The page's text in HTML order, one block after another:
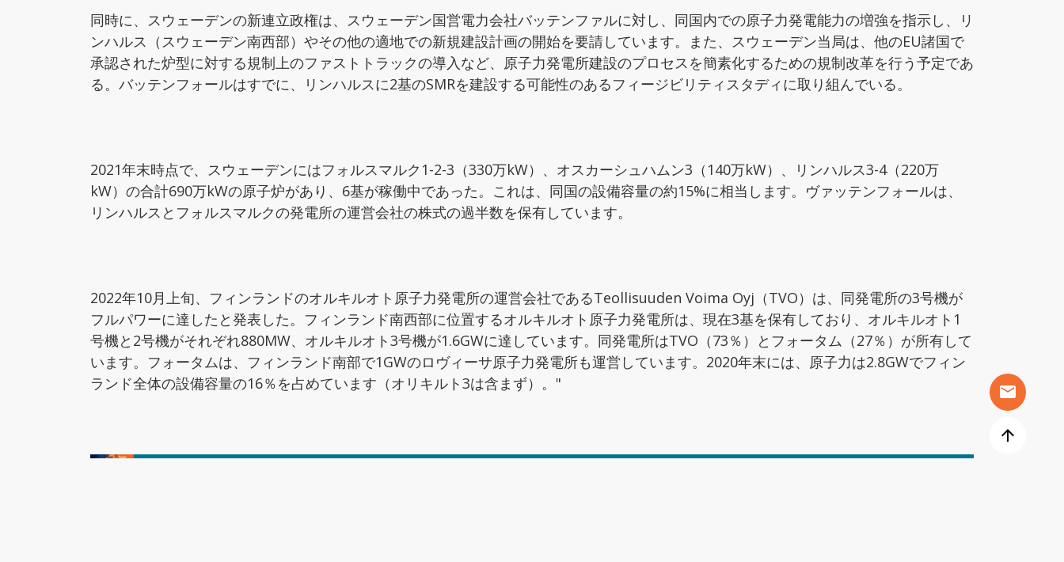
mail
arrow_upward
同時に、スウェーデンの新連立政権は、スウェーデン国営電力会社バッテンファルに対し、同国内での原子力発電能力の増強を指示し、リ
ンハルス（スウェーデン南西部）やその他の適地での新規建設計画の開始を要請しています。また、スウェーデン当局は、他のEU諸国で
承認された炉型に対する規制上のファストトラックの導入など、原子力発電所建設のプロセスを簡素化するための規制改革を行う予定であ
る。バッテンフォールはすでに、リンハルスに2基のSMRを建設する可能性のあるフィージビリティスタディに取り組んでいる。
2021年末時点で、スウェーデンにはフォルスマルク1-2-3（330万kW）、オスカーシュハムン3（140万kW）、リンハルス3-4（220万
kW）の合計690万kWの原子炉があり、6基が稼働中であった。これは、同国の設備容量の約15%に相当します。ヴァッテンフォールは、
リンハルスとフォルスマルクの発電所の運営会社の株式の過半数を保有しています。
2022年10月上旬、フィンランドのオルキルオト原子力発電所の運営会社であるTeollisuuden Voima Oyj（TVO）は、同発電所の3号機が
フルパワーに達したと発表した。フィンランド南西部に位置するオルキルオト原子力発電所は、現在3基を保有しており、オルキルオト1
号機と2号機がそれぞれ880MW、オルキルオト3号機が1.6GWに達しています。同発電所はTVO（73％）とフォータム（27％）が所有して
います。フォータムは、フィンランド南部で1GWのロヴィーサ原子力発電所も運営しています。2020年末には、原子力は2.8GWでフィン
ランド全体の設備容量の16％を占めています（オリキルト3は含まず）。"